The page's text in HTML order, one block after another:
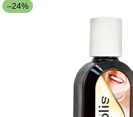
–24%